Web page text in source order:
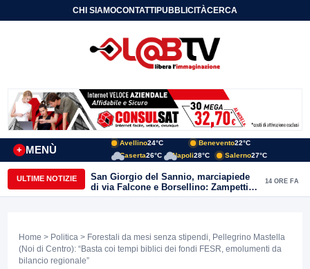
CHI SIAMOCONTATTIPUBBLICITÀCERCA
MENÙ
+
Avellino24°C Benevento22°C
Caserta26°C Napoli28°C Salerno27°C
ULTIME NOTIZIE
San Giorgio del Sannio, marciapiede
di via Falcone e Borsellino: Zampetti e
Lombardi replicano alle polemiche
14 ORE FA
Home > Politica > Forestali da mesi senza stipendi, Pellegrino Mastella
(Noi di Centro): “Basta coi tempi biblici dei fondi FESR, emolumenti da
bilancio regionale”